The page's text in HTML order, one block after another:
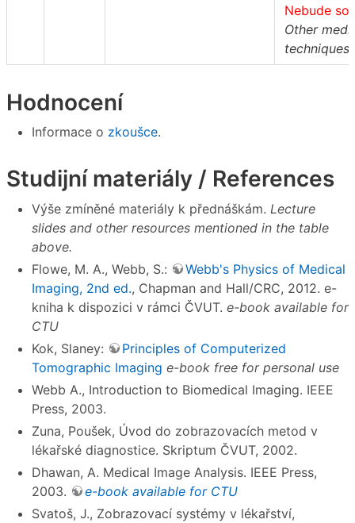
Nebude
Other
techniques
Hodnocení
Informace o zkoušce.
Studijní materiály / References
Výše zmíněné materiály k přednáškám. Lecture
slides and other resources mentioned in the table
above.
Flowe, M. A., Webb, S.:
Webb's Physics of Medical
Imaging, 2nd ed., Chapman and Hall/CRC, 2012. e-
kniha k dispozici v rámci ČVUT. e-book available for
CTU
Kok, Slaney:
Principles of Computerized
Tomographic Imaging e-book free for personal use
Webb A., Introduction to Biomedical Imaging. IEEE
Press, 2003.
Zuna, Poušek, Úvod do zobrazovacích metod v
lékařské diagnostice. Skriptum ČVUT, 2002.
Dhawan, A. Medical Image Analysis. IEEE Press,
2003.
e-book available for CTU
Svatoš, J., Zobrazovací systémy v lékařství,